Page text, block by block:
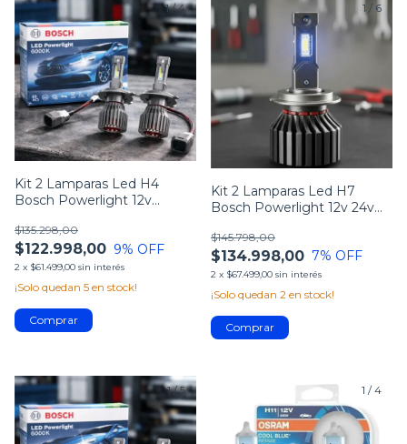
1/4
Kit 2 Lamparas Led H4
Bosch Powerlight 12v
$122.998,00
$135.298,00
9% OFF
2 x $61.499,00 sin interés
¡Solo quedan 5 en stock!
1 / 6
Kit 2 Lamparas Led H7
Bosch Powerlight 12v 24v
$134.998,00
$145.798,00
7% OFF
2 x $67.499,00 sin interés
¡Solo quedan 2 en stock!
1/5 1 /4